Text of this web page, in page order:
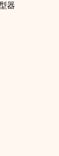
器​